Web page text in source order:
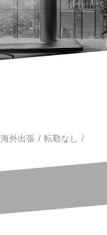
海外出張
転勤なし